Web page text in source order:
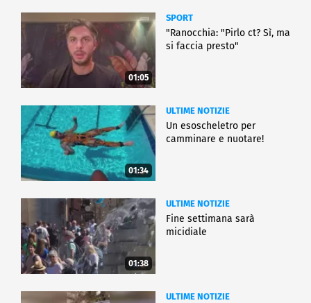
01:05
SPORT
"Ranocchia: "Pirlo ct? Sì, ma
si faccia presto"
01:34
ULTIME NOTIZIE
Un esoscheletro per
camminare e nuotare!
01:38
ULTIME NOTIZIE
Fine settimana sarà
micidiale
ULTIME NOTIZIE